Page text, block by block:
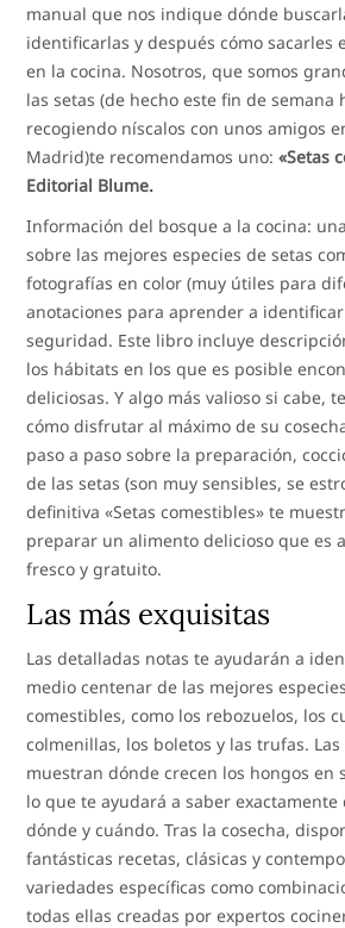
manual que nos indique dónde
identificarlas y después cómo sacarles
en la cocina. Nosotros, que somos
las setas (de hecho este fin de semana
recogiendo níscalos con unos amigos
Madrid)te recomendamos uno:«Setas
Editorial Blume.
Información del bosque a la cocina:
sobre las mejores especies de setas
fotografías en color (muy útiles para
anotaciones para aprender a
seguridad. Este libro incluye
los hábitats en los que es posible
deliciosas. Y algo más valioso si cabe,
cómo disfrutar al máximo de su
paso a paso sobre la preparación,
de las setas (son muy sensibles, se
definitiva «Setas comestibles» te
preparar un alimento delicioso que es
fresco y gratuito.
Las más exquisitas
Las detalladas notas te ayudarán a
medio centenar de las mejores
comestibles, como los rebozuelos, los
colmenillas, los boletos y las trufas.
muestran dónde crecen los hongos en
lo que te ayudará a saber exactamente
dónde y cuándo. Tras la cosecha,
fantásticas recetas, clásicas y
variedades específicas como
todas ellas creadas por expertos